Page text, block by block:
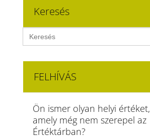
Keresés
Search
for:
FELHÍVÁS
Ön ismer olyan helyi értéket,
amely még nem szerepel az
Értéktárban?